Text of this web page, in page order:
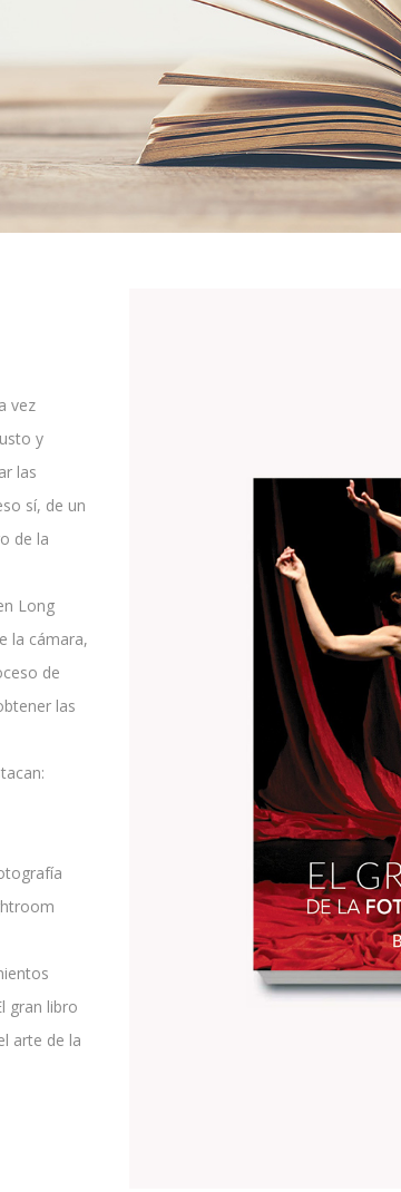
vez
y
las
sí, de un
de la
Long
la cámara,
de
las
gran libro
arte de la